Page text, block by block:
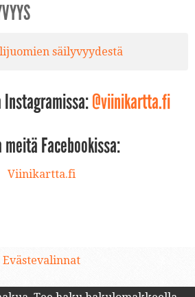
säilyvyydestä
@viinikartta.fi
meitä Facebookissa:
Viinikartta.fi
Evästevalinnat